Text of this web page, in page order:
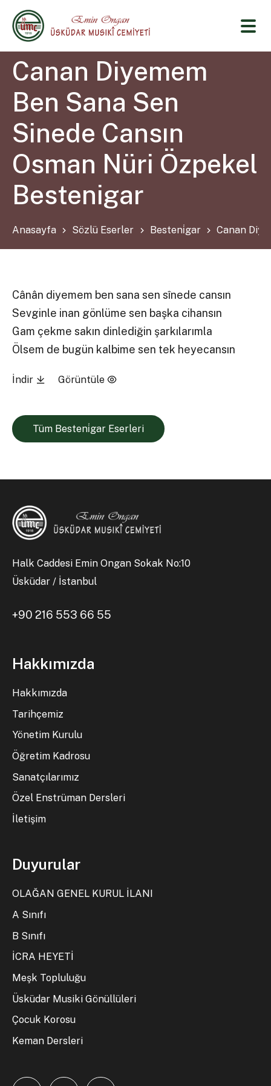
Canan Diyemem
Ben Sana Sen
Sinede Cansın
Osman Nüri Özpekel
Bestenigar
Anasayfa Sözlü Eserler Besteni̇gar Canan
Cânân diyemem ben sana sen sînede cansın
Sevginle inan gönlüme sen başka cihansın
Gam çekme sakın dinlediğin şarkılarımla
Ölsem de bugün kalbime sen tek heyecansın
İndir Görüntüle
Tüm Besteni̇gar Eserleri
Halk Caddesi Emin Ongan Sokak No:10
Üsküdar / İstanbul
+90 216 553 66 55
Hakkımızda
Hakkımızda
Tarihçemiz
Yönetim Kurulu
Öğretim Kadrosu
Sanatçılarımız
Özel Enstrüman Dersleri
İletişim
Duyurular
OLAĞAN GENEL KURUL İLANI
A Sınıfı
B Sınıfı
İCRA HEYETİ
Meşk Topluluğu
Üsküdar Musiki Gönüllüleri
Çocuk Korosu
Keman Dersleri